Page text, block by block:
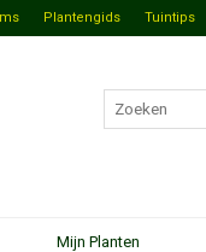
Plantengids Tuintips
Mijn Planten